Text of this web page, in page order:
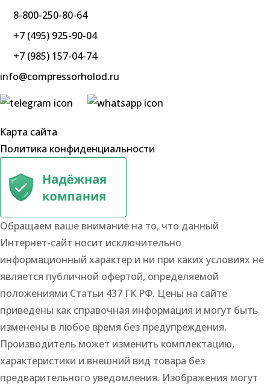
8-800-250-80-64
+7 (495) 925-90-04
+7 (985) 157-04-74
info@compressorholod.ru
Карта сайта
Политика конфиденциальности
Обращаем ваше внимание на то, что данный
Интернет-сайт носит исключительно
информационный характер и ни при каких условиях не
является публичной офертой, определяемой
положениями Статьи 437 ГК РФ. Цены на сайте
приведены как справочная информация и могут быть
изменены в любое время без предупреждения.
Производитель может изменить комплектацию,
характеристики и внешний вид товара без
предварительного уведомления. Изображения могут